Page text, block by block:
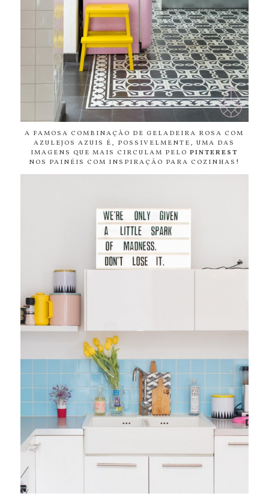
A FAMOSA COMBINAÇÃO DE GELADEIRA ROSA COM
AZULEJOS AZUIS É, POSSIVELMENTE, UMA DAS
IMAGENS QUE MAIS CIRCULAM PELOPINTEREST
NOS PAINÉIS COM INSPIRAÇÃO PARA COZINHAS!